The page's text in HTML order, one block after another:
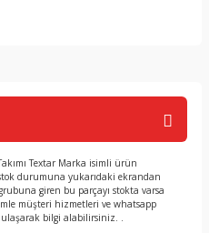
Textar Marka isimli ürün
durumuna yukarıdaki ekrandan
giren bu parçayı stokta varsa
müşteri hizmetleri ve whatsapp
ulaşarak bilgi alabilirsiniz. .